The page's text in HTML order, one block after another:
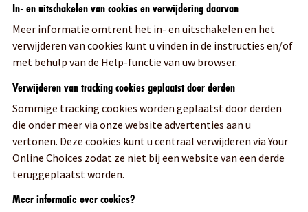
In- en uitschakelen van cookies en verwijdering daarvan
Meer informatie omtrent het in- en uitschakelen en het
verwijderen van cookies kunt u vinden in de instructies en/of
met behulp van de Help-functie van uw browser.
Verwijderen van tracking cookies geplaatst door derden
Sommige tracking cookies worden geplaatst door derden
die onder meer via onze website advertenties aan u
vertonen. Deze cookies kunt u centraal verwijderen via Your
Online Choices zodat ze niet bij een website van een derde
teruggeplaatst worden.
Meer informatie over cookies?